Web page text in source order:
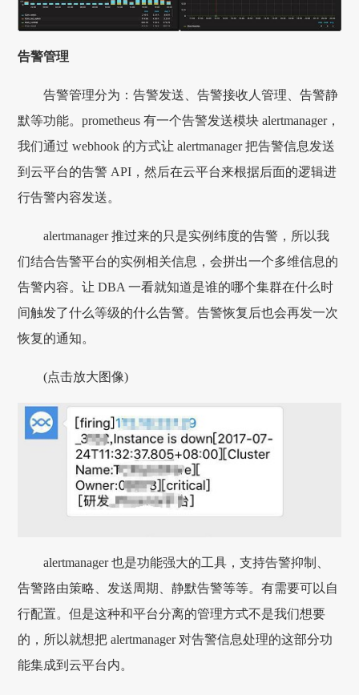
告警管理
告警管理分为：告警发送、告警接收人管理、告警静
默等功能。prometheus 有一个告警发送模块 alertmanager，
我们通过 webhook 的方式让 alertmanager 把告警信息发送
到云平台的告警 API，然后在云平台来根据后面的逻辑进
行告警内容发送。
alertmanager 推过来的只是实例纬度的告警，所以我
们结合告警平台的实例相关信息，会拼出一个多维信息的
告警内容。让 DBA 一看就知道是谁的哪个集群在什么时
间触发了什么等级的什么告警。告警恢复后也会再发一次
恢复的通知。
(点击放大图像)
alertmanager 也是功能强大的工具，支持告警抑制、
告警路由策略、发送周期、静默告警等等。有需要可以自
行配置。但是这种和平台分离的管理方式不是我们想要
的，所以就想把 alertmanager 对告警信息处理的这部分功
能集成到云平台内。